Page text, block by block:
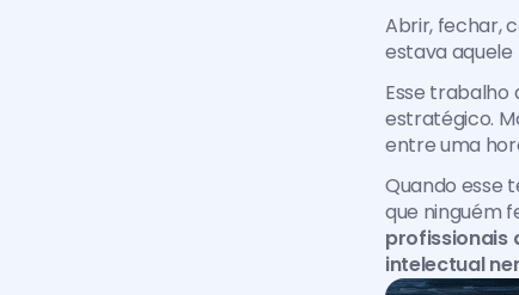
Abrir, fechar,
estava
Esse trabalho
estratégico.
entre uma
Quando esse
que ninguém
profissionais
intelectual